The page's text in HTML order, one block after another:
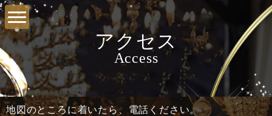
アクセス
Access
地図のところに着いたら、電話ください。